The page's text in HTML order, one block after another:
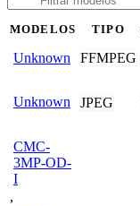
MODELOS TIPO
Unknown FFMPEG
Unknown JPEG
CMC-
3MP-OD-
I
,